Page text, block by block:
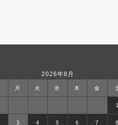
2026年8月
月 火 水 木 金
3 4 5 6 7